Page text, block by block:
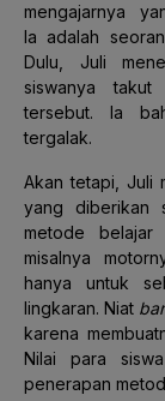
mengajarnya
Ia adalah
Dulu, Juli
siswanya takut
tersebut. Ia
tergalak.
Akan tetapi, Juli
yang diberikan
metode
misalnya
hanya untuk
lingkaran. Niat
karena
Nilai para
penerapan